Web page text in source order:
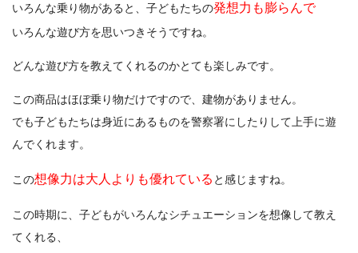
いろんな乗り物があると、子どもたちの発想力も膨らんで
いろんな遊び方を思いつきそうですね。
どんな遊び方を教えてくれるのかとても楽しみです。
この商品はほぼ乗り物だけですので、建物がありません。
でも子どもたちは身近にあるものを警察署にしたりして上手に遊
んでくれます。
この想像力は大人よりも優れている と感じますね。
この時期に、子どもがいろんなシチュエーションを想像して教え
てくれる、